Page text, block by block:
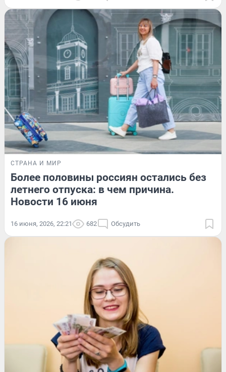
СТРАНА И МИР
Более половины россиян остались без
летнего отпуска: в чем причина.
Новости 16 июня
16 июня, 2026, 22:21 682 Обсудить